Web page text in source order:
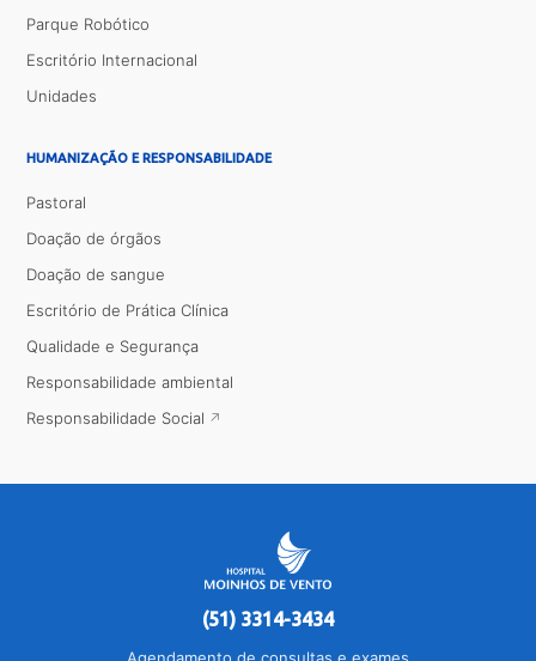
Parque Robótico
Escritório Internacional
Unidades
HUMANIZAÇÃO E RESPONSABILIDADE
Pastoral
Doação de órgãos
Doação de sangue
Escritório de Prática Clínica
Qualidade e Segurança
Responsabilidade ambiental
Responsabilidade Social
(51) 3314-3434